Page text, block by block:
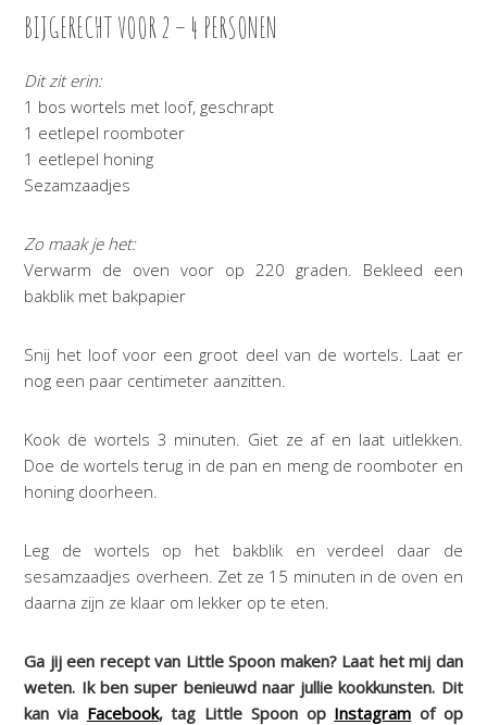
BIJGERECHT VOOR 2 – 4 PERSONEN
Dit zit erin:
1 bos wortels met loof, geschrapt
1 eetlepel roomboter
1 eetlepel honing
Sezamzaadjes
Zo maak je het:
Verwarm de oven voor op 220 graden. Bekleed een
bakblik met bakpapier
Snij het loof voor een groot deel van de wortels. Laat er
nog een paar centimeter aanzitten.
Kook de wortels 3 minuten. Giet ze af en laat uitlekken.
Doe de wortels terug in de pan en meng de roomboter en
honing doorheen.
Leg de wortels op het bakblik en verdeel daar de
sesamzaadjes overheen. Zet ze 15 minuten in de oven en
daarna zijn ze klaar om lekker op te eten.
Ga jij een recept van Little Spoon maken? Laat het mij dan
weten. Ik ben super benieuwd naar jullie kookkunsten. Dit
kan via Facebook, tag Little Spoon op Instagram of op